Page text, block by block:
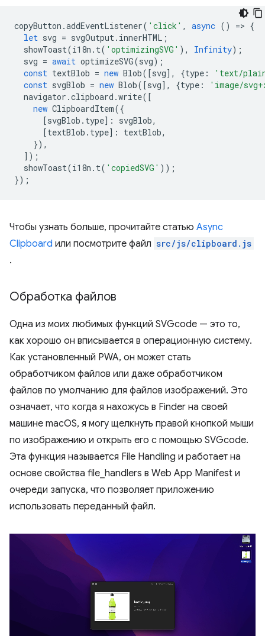
copyButton .addEventListener( 'click' , async () => {
let svg = svgOutput. innerHTML ;
showToast(i18n . t( 'optimizingSVG' ), Infinity);
svg = await optimizeSVG(svg);
const textBlob = new Blob([svg], {type :
'text/
const svgBlob = new Blob([svg], {type :
'image/
navigator .clipboard .write([
new ClipboardItem({
[svgBlob . type] : svgBlob,
[textBlob . type] : textBlob,
}),
]);
showToast(i18n . t( 'copiedSVG' ));
});
Чтобы узнать больше, прочитайте статью Async
Clipboard или посмотрите файл src/js/clipboard.js
.
Обработка файлов
Одна из моих любимых функций SVGcode — это то,
как хорошо он вписывается в операционную систему.
Как установленный PWA, он может стать
обработчиком файлов или даже обработчиком
файлов по умолчанию для файлов изображений. Это
означает, что когда я нахожусь в Finder на своей
машине macOS, я могу щелкнуть правой кнопкой мыши
по изображению и открыть его с помощью SVGcode.
Эта функция называется File Handling и работает на
основе свойства file_handlers в Web App Manifest и
очереди запуска, что позволяет приложению
использовать переданный файл.